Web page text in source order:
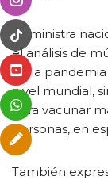
La ministra
el análisis de
de la pandemia
nivel mundial,
para vacunar
personas, en
También